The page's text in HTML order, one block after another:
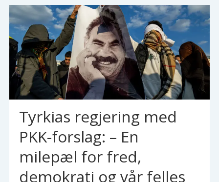
Tyrkias regjering med
PKK-forslag: – En
milepæl for fred,
demokrati og vår felles